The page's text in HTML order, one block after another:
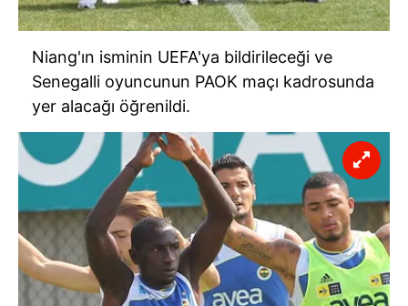
Niang'ın isminin UEFA'ya bildirileceği ve
Senegalli oyuncunun PAOK maçı kadrosunda
yer alacağı öğrenildi.